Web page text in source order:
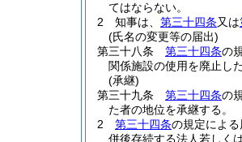
てはならない。
2
知事は、 第三十四条又は
(氏名の変更等の届出)
第三十八条
第三十四条の
関係施設の使用を廃止し
(承継)
第三十九条
第三十四条の
た者の地位を承継する。
2
第三十四条の規定によ
併後存続する法人若しく